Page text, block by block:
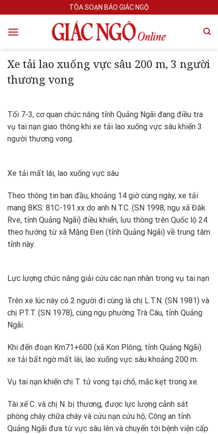
to
content
TÒA SOẠN BÁO GIÁC NGỘ
Xe tải lao xuống vực sâu 200 m, 3 người
thương vong
Tối 7-3, cơ quan chức năng tỉnh Quảng Ngãi đang điều tra
vụ tai nạn giao thông khi xe tải lao xuống vực sâu khiến 3
người thương vong.
Xe tải mất lái, lao xuống vực sâu
Theo thông tin ban đầu, khoảng 14 giờ cùng ngày, xe tải
mang BKS: 81C-191.xx do anh N.T.C. (SN 1998, ngụ xã Đăk
Rve, tỉnh Quảng Ngãi) điều khiển, lưu thông trên Quốc lộ 24
theo hướng từ xã Măng Đen (tỉnh Quảng Ngãi) về trung tâm
tỉnh này.
Lực lượng chức năng giải cứu các nạn nhân trong vụ tai nạn
Trên xe lúc này có 2 người đi cùng là chị L.T.N. (SN 1981) và
chị P.T.T. (SN 1978), cùng ngụ phường Trà Câu, tỉnh Quảng
Ngãi.
Khi đến đoạn Km71+600 (xã Kon Plông, tỉnh Quảng Ngãi)
xe tải bất ngờ mất lái, lao xuống vực sâu khoảng 200 m.
Vụ tai nạn khiến chị T. tử vong tại chỗ, mắc kẹt trong xe.
Tài xế C. và chị N. bị thương, được lực lượng cảnh sát
phòng cháy chữa cháy và cứu nạn cứu hộ, Công an tỉnh
Quảng Ngãi đưa từ vực sâu lên và chuyển tới bệnh viện cấp